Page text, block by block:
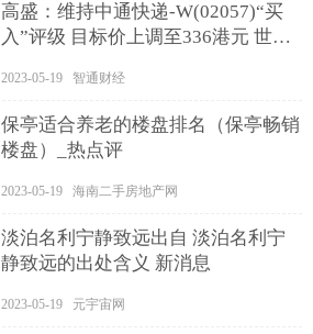
高盛：维持中通快递-W(02057)“买
入”评级 目标价上调至336港元 世界
2023-05-19 智通财经
保亭适合养老的楼盘排名（保亭畅销
楼盘）_热点评
2023-05-19 海南二手房地产网
淡泊名利宁静致远出自 淡泊名利宁
静致远的出处含义 新消息
2023-05-19 元宇宙网